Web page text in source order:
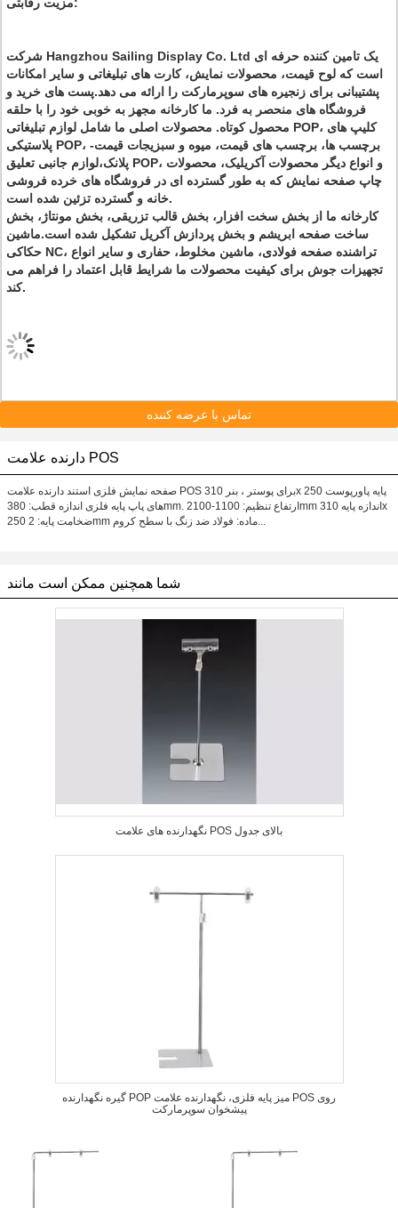
شرکت Hangzhou Sailing Display Co. Ltd یک تامین کننده حرفه ای
است که لوح قیمت، محصولات نمایش، کارت های تبلیغاتی و سایر امکانات
پشتیبانی برای زنجیره های سوپرمارکت را ارائه می دهد.پست های خرید و
فروشگاه های منحصر به فرد. ما کارخانه مجهز به خوبی خود را با حلقه
محصول کوتاه. محصولات اصلی ما شامل لوازم تبلیغاتی POP، کلیپ های
پلاستیکی POP، برچسب ها، برچسب های قیمت، میوه و سبزیجات قیمت-
پلانک،لوازم جانبی تعلیق POP، و انواع دیگر محصولات آکریلیک، محصولات
چاپ صفحه نمایش که به طور گسترده ای در فروشگاه های خرده فروشی
خانه و گسترده تزئین شده است.
کارخانه ما از بخش سخت افزار، بخش قالب تزریقی، بخش مونتاژ، بخش
ساخت صفحه ابریشم و بخش پردازش آکریل تشکیل شده است.ماشین
حکاکی NC، تراشنده صفحه فولادی، ماشین مخلوط، حفاری و سایر انواع
تجهیزات جوش برای کیفیت محصولات ما شرایط قابل اعتماد را فراهم می
کند.
تماس با عرضه کننده
دارنده علامت POS
صفحه نمایش فلزی استند دارنده علامت POS برای پوستر ، بنر 310x 250 پایه پاورپوست
های پاپ پایه فلزی اندازه قطب: 380mm. ارتفاع تنظیم: 1100-2100mm اندازه پایه 310x
250 ضخامت پایه: 2mm ماده: فولاد ضد زنگ با سطح کروم...
شما همچنین ممکن است مانند
نگهدارنده های علامت POS بالای جدول
گیره نگهدارنده POP میز پایه فلزی، نگهدارنده علامت POS روی
پیشخوان سوپرمارکت